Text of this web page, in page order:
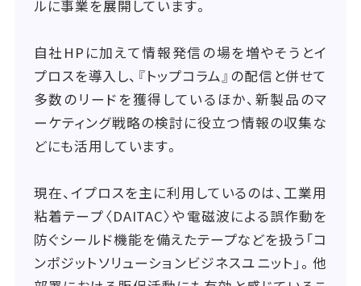
ルに事業を展開しています。
自社HPに加えて情報発信の場を増やそうとイ
プロスを導入し、『トップコラム』の配信と併せて
多数のリードを獲得しているほか、新製品のマ
ーケティング戦略の検討に役立つ情報の収集な
どにも活用しています。
現在、イプロスを主に利用しているのは、工業用
粘着テープ〈DAITAC〉や電磁波による誤作動を
防ぐシールド機能を備えたテープなどを扱う「コ
ンポジットソリューションビジネスユニット」。他